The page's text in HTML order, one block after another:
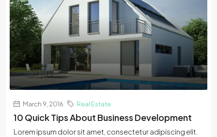
March 9, 2016 Real Estate
10 Quick Tips About Business Development
Lorem ipsum dolor sit amet, consectetur adipiscing elit.